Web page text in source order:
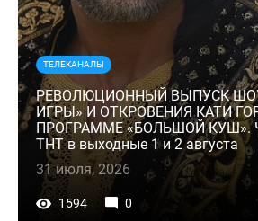
ТЕЛЕКАНАЛЫ
РЕВОЛЮЦИОННЫЙ ВЫПУСК
ИГРЫ» И ОТКРОВЕНИЯ КАТИ
ПРОГРАММЕ «БОЛЬШОЙ КУШ».
ТНТ в выходные 1 и 2 августа
31 июля, 2026
1594 0